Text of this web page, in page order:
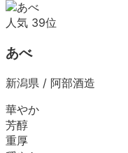
人気 39位
あべ
新潟県 / 阿部酒造
華やか
芳醇
重厚